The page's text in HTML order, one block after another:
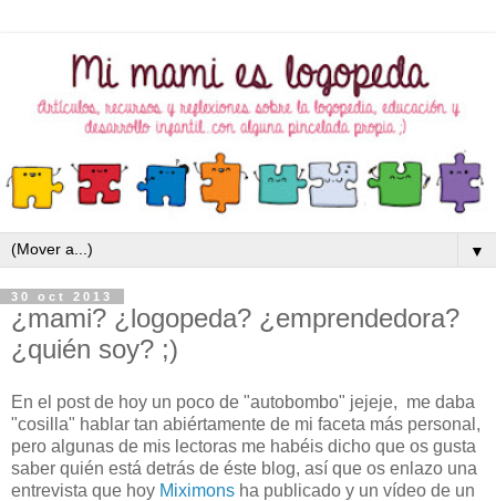
▼
30 oct 2013
¿mami? ¿logopeda? ¿emprendedora?
¿quién soy? ;)
En el post de hoy un poco de "autobombo" jejeje, me daba
"cosilla" hablar tan abiértamente de mi faceta más personal,
pero algunas de mis lectoras me habéis dicho que os gusta
saber quién está detrás de éste blog, así que os enlazo una
entrevista que hoy Miximons ha publicado y un vídeo de un